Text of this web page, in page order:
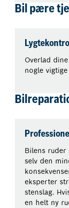
Bil pære
Overlad
nogle
Bilens ruder
selv den
eksperter
stenslag.
en helt ny